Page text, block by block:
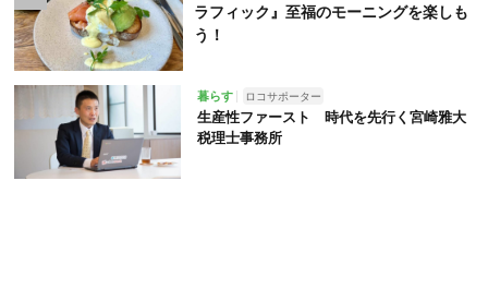
ラフィック』至福のモーニングを楽しも
う！
暮らす ロコサポーター
生産性ファースト 時代を先行く宮崎雅大
税理士事務所